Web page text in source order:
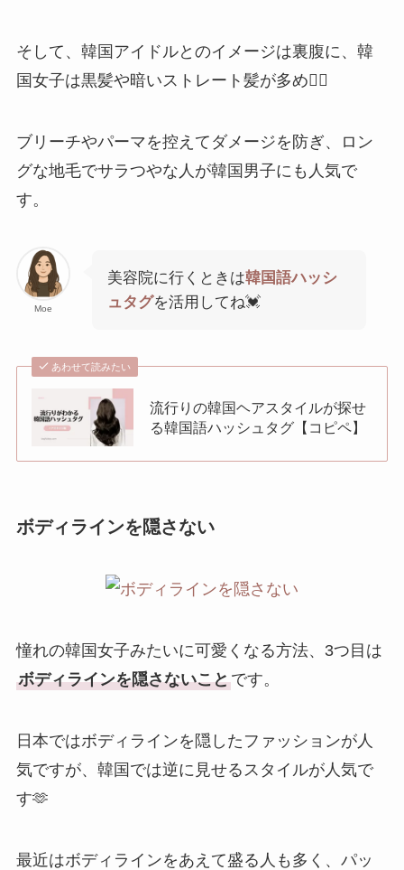
そして、韓国アイドルとのイメージは裏腹に、韓
国女子は黒髪や暗いストレート髪が多め💇‍♀️
ブリーチやパーマを控えてダメージを防ぎ、ロン
グな地毛でサラつやな人が韓国男子にも人気で
す。
Moe
美容院に行くときは韓国語ハッシ
ュタグを活用してね💓
あわせて読みたい
流行りの韓国ヘアスタイルが探せ
る韓国語ハッシュタグ【コピペ】
ボディラインを隠さない
憧れの韓国女子みたいに可愛くなる方法、3つ目は
ボディラインを隠さないことです。
日本ではボディラインを隠したファッションが人
気ですが、韓国では逆に見せるスタイルが人気で
す🫶
最近はボディラインをあえて盛る人も多く、パッ